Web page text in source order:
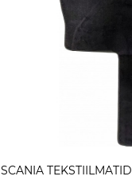
SCANIA TEKSTIILMATID